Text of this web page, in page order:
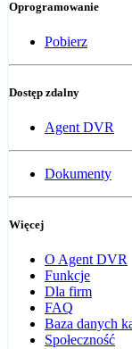
Oprogramowanie
Pobierz
Dostęp zdalny
Agent DVR
Dokumenty
Więcej
O Agent DVR
Funkcje
Dla firm
FAQ
Baza danych
Społeczność